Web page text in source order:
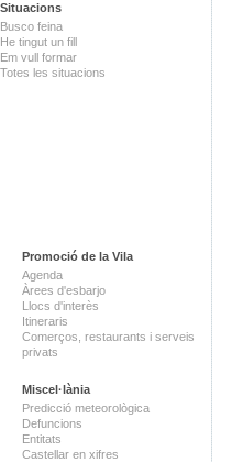
Situacions
Busco feina
He tingut un fill
Em vull formar
Totes les situacions
Promoció de la Vila
Agenda
Àrees d'esbarjo
Llocs d'interès
Itineraris
Comerços, restaurants i serveis
privats
Miscel·lània
Predicció meteorològica
Defuncions
Entitats
Castellar en xifres